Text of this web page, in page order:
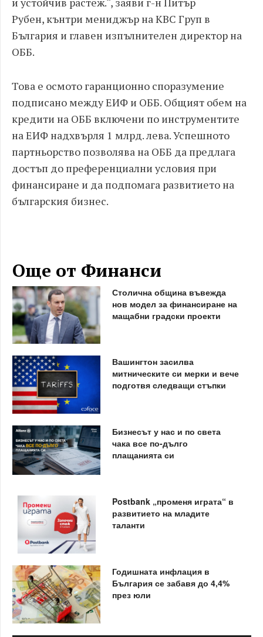
Рубен, кънтри мениджър на KBC Груп в
България и главен изпълнителен директор на
ОББ.
Това е осмото гаранционно споразумение
подписано между ЕИФ и ОББ. Общият обем на
кредити на ОББ включени по инструментите
на ЕИФ надхвърля 1 млрд. лева. Успешното
партньорство позволява на ОББ да предлага
достъп до преференциални условия при
финансиране и да подпомага развитието на
българския бизнес.
Още от Финанси
Столична община въвежда
нов модел за финансиране на
мащабни градски проекти
Вашингтон засилва
митническите си мерки и вече
подготвя следващи стъпки
Бизнесът у нас и по света
чака все по-дълго
плащанията си
Postbank „променя играта“ в
развитието на младите
таланти
Годишната инфлация в
България се забавя до 4,4%
през юли